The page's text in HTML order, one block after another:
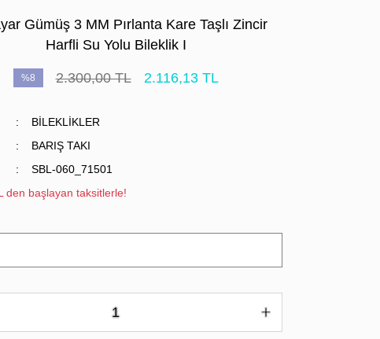
Gümüş 3 MM Pırlanta Kare Taşlı Zincir
Harfli Su Yolu Bileklik I
%8 2.300,00 TL 2.116,13 TL
BİLEKLİKLER
BARIŞ TAKI
SBL-060_71501
den başlayan taksitlerle!